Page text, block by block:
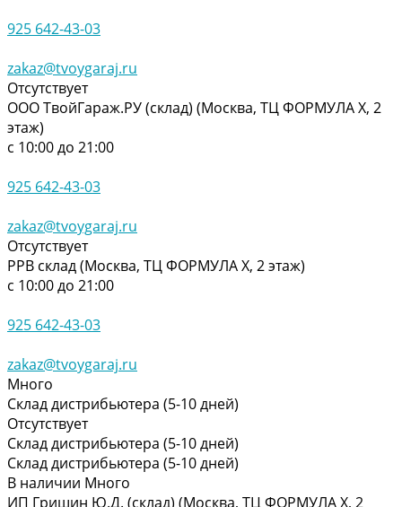
925 642-43-03
zakaz@tvoygaraj.ru
Отсутствует
ООО ТвойГараж.РУ (склад) (Москва, ТЦ ФОРМУЛА Х, 2
этаж)
с 10:00 до 21:00
925 642-43-03
zakaz@tvoygaraj.ru
Отсутствует
РРВ склад (Москва, ТЦ ФОРМУЛА Х, 2 этаж)
с 10:00 до 21:00
925 642-43-03
zakaz@tvoygaraj.ru
Много
Склад дистрибьютера (5-10 дней)
Отсутствует
Склад дистрибьютера (5-10 дней)
Склад дистрибьютера (5-10 дней)
В наличии Много
ИП Гришин Ю.Д. (склад) (Москва, ТЦ ФОРМУЛА Х, 2